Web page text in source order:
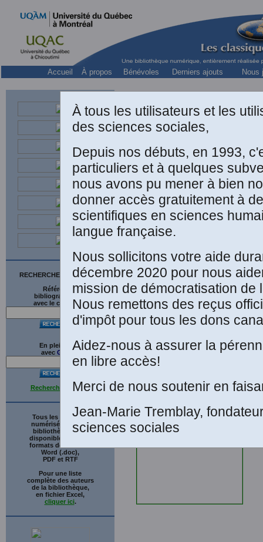
Accueil À propos Bénévoles Derniers ajouts Nous
RECHERCHE SUR LE SITE
Références
bibliographiques
avec le catalogue
En plein texte
avec G g e
Recherche avancée
Tous les ouvrages
numérisés de cette
bibliothèque sont
disponibles en trois
formats de fichiers :
Word (.doc),
PDF et RTF
Pour une liste
complète des auteurs
de la bibliothèque,
en fichier Excel,
cliquer ici.
Respectivement
à l’École
À tous les utilisateurs et les
des sciences sociales,
Depuis nos débuts, en 1993,
particuliers et à quelques
nous avons pu mener à bien
donner accès gratuitement à
scientifiques en sciences
langue française.
Nous sollicitons votre aide
décembre 2020 pour nous
mission de démocratisation de
Nous remettons des reçus
d'impôt pour tous les dons
Aidez-nous à assurer la
en libre accès!
Merci de nous soutenir en
Jean-Marie Tremblay,
sciences sociales